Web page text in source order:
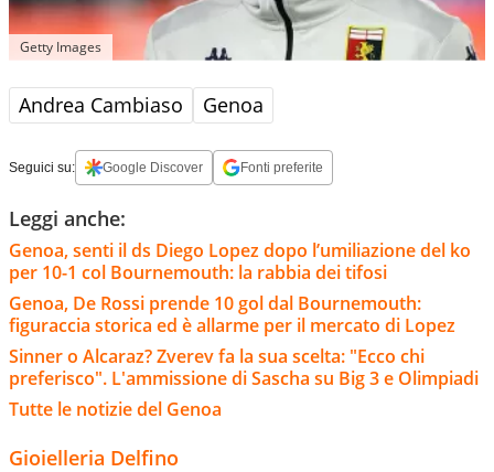
Getty Images
Andrea Cambiaso Genoa
Seguici su: Google Discover Fonti preferite
Leggi anche:
Genoa, senti il ds Diego Lopez dopo l’umiliazione del ko
per 10-1 col Bournemouth: la rabbia dei tifosi
Genoa, De Rossi prende 10 gol dal Bournemouth:
figuraccia storica ed è allarme per il mercato di Lopez
Sinner o Alcaraz? Zverev fa la sua scelta: "Ecco chi
preferisco". L'ammissione di Sascha su Big 3 e Olimpiadi
Tutte le notizie del Genoa
Gioielleria Delfino